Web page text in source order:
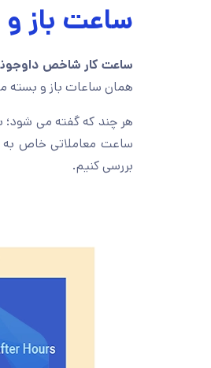
ساعت باز
ساعت کار شاخص
همان ساعات باز و بسته
هر چند که گفته می شود؛ بازار فارکس ۲۴ ساعته است،
ساعت معاملاتی خاص به
بررسی کنیم.